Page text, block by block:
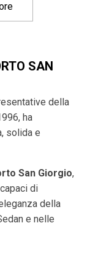
SAN
della
ha
solida e
San Giorgio,
di
della
e nelle